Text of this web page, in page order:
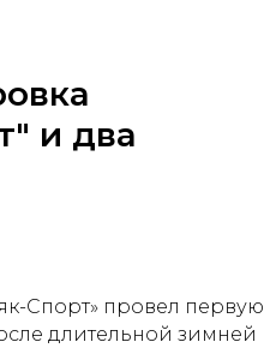
и два
Спорт» провел первую
длительной зимней